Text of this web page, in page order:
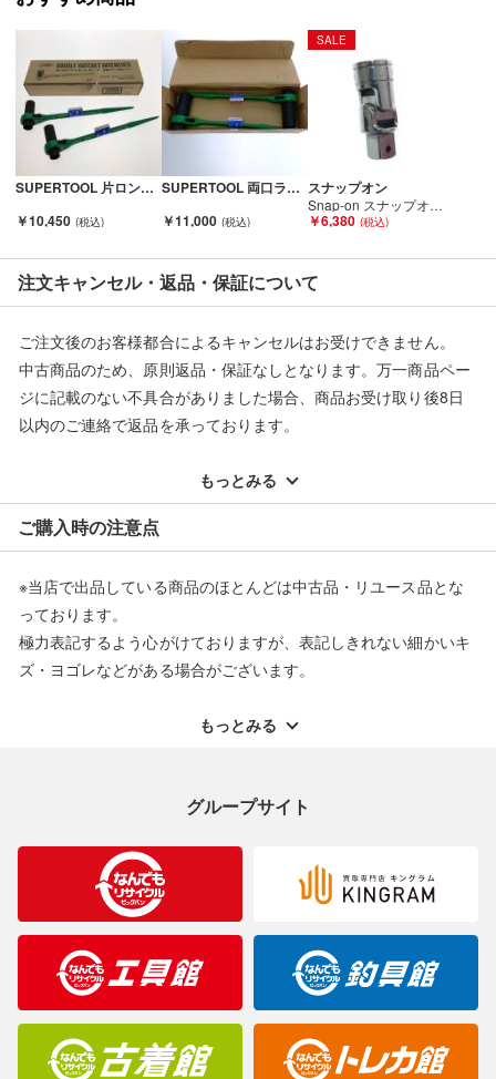
SUPERTOOL 片ロングソケット・両口ラチェットレンチ RN17 19L グリーン Sランク
￥10,450
SUPERTOOL 両口ラチェットレンチ RN24×27L Sランク
￥11,000
SALE
スナップオン
Snap-on スナップオン 工具 ハンドツール ユニバーサルジョイント FU80B Bランク
￥6,380
注文キャンセル・返品・保証について
ご注文後のお客様都合によるキャンセルはお受けできません。
中古商品のため、原則返品・保証なしとなります。万一商品ペー
ジに記載のない不具合がありました場合、商品お受け取り後8日
以内のご連絡で返品を承っております。
配送料ともに当社負担で対応いたします。
※オンラインストアで購入頂いた商品は、店頭での返品はお受け
できません。また、商品の修理及び交換に関しては承ることがで
返品・交換について
もっとみる
ご購入時の注意点
※当店で出品している商品のほとんどは中古品・リユース品とな
っております。
極力表記するよう心がけておりますが、表記しきれない細かいキ
ズ・ヨゴレなどがある場合がございます。
ご理解くださいますようお願い申し上げます。
合がございますのでご了承ください。
※表記したカラー名は、当社が判断した名称を掲載しています。
製造元が定めたカラー名と異なることもあります。色調などご不
明なことがありましたらご購入前にお問い合わせください。
商品について
もっとみる
グループサイト